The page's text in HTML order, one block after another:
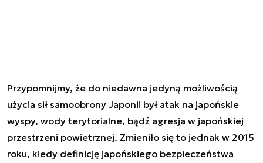
Przypomnijmy, że do niedawna jedyną możliwością
użycia sił samoobrony Japonii był atak na japońskie
wyspy, wody terytorialne, bądź agresja w japońskiej
przestrzeni powietrznej. Zmieniło się to jednak w 2015
roku, kiedy definicję japońskiego bezpieczeństwa